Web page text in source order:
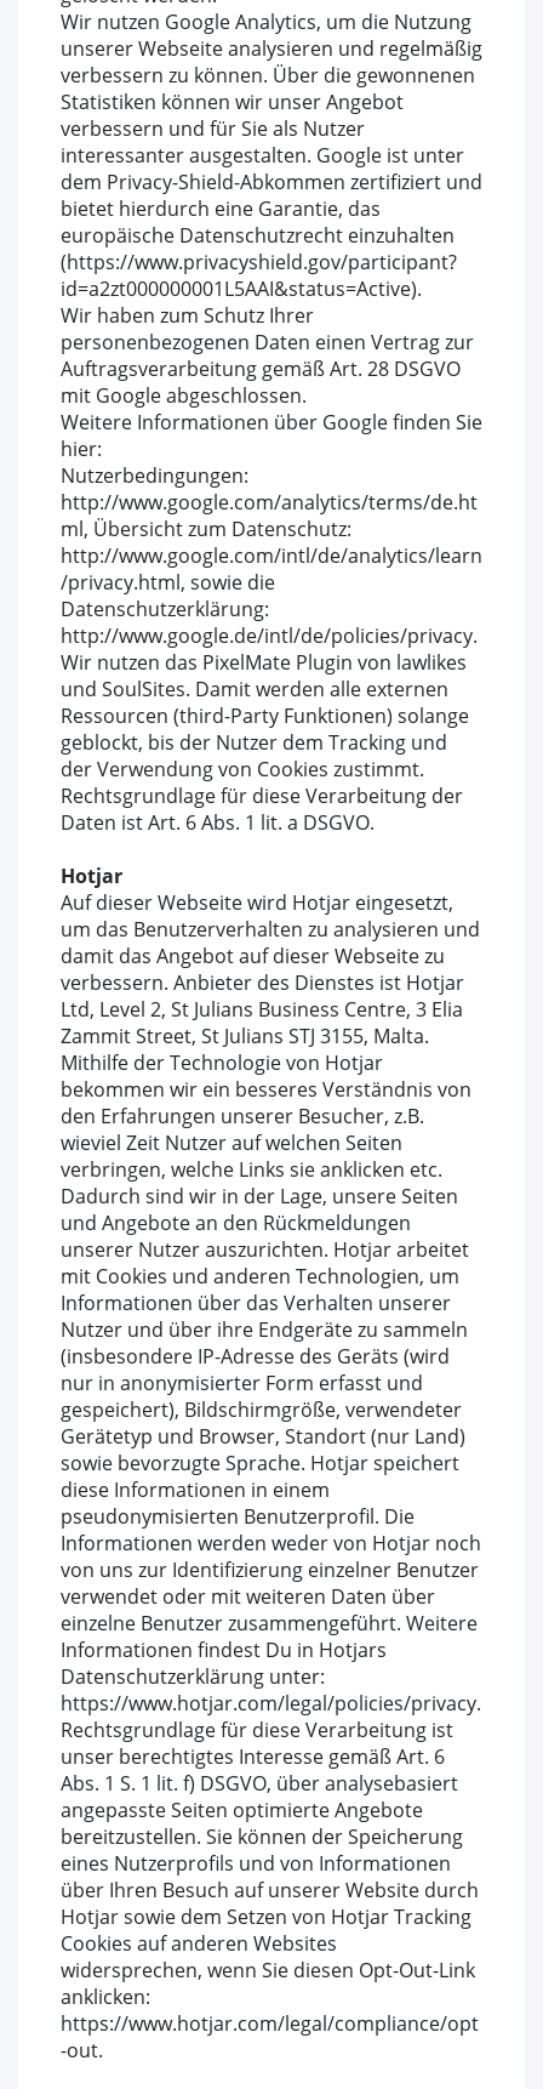
Wir nutzen Google Analytics, um die Nutzung
unserer Webseite analysieren und regelmäßig
verbessern zu können. Über die gewonnenen
Statistiken können wir unser Angebot
verbessern und für Sie als Nutzer
interessanter ausgestalten. Google ist unter
dem Privacy-Shield-Abkommen zertifiziert und
bietet hierdurch eine Garantie, das
europäische Datenschutzrecht einzuhalten
(https://www.privacyshield.gov/participant?
id=a2zt000000001L5AAI&status=Active).
Wir haben zum Schutz Ihrer
personenbezogenen Daten einen Vertrag zur
Auftragsverarbeitung gemäß Art. 28 DSGVO
mit Google abgeschlossen.
Weitere Informationen über Google finden Sie
hier:
Nutzerbedingungen:
http://www.google.com/analytics/terms/de.ht
ml, Übersicht zum Datenschutz:
http://www.google.com/intl/de/analytics/learn
/privacy.html, sowie die
Datenschutzerklärung:
http://www.google.de/intl/de/policies/privacy.
Wir nutzen das PixelMate Plugin von lawlikes
und SoulSites. Damit werden alle externen
Ressourcen (third-Party Funktionen) solange
geblockt, bis der Nutzer dem Tracking und
der Verwendung von Cookies zustimmt.
Rechtsgrundlage für diese Verarbeitung der
Daten ist Art. 6 Abs. 1 lit. a DSGVO.
Hotjar
Auf dieser Webseite wird Hotjar eingesetzt,
um das Benutzerverhalten zu analysieren und
damit das Angebot auf dieser Webseite zu
verbessern. Anbieter des Dienstes ist Hotjar
Ltd, Level 2, St Julians Business Centre, 3 Elia
Zammit Street, St Julians STJ 3155, Malta.
Mithilfe der Technologie von Hotjar
bekommen wir ein besseres Verständnis von
den Erfahrungen unserer Besucher, z.B.
wieviel Zeit Nutzer auf welchen Seiten
verbringen, welche Links sie anklicken etc.
Dadurch sind wir in der Lage, unsere Seiten
und Angebote an den Rückmeldungen
unserer Nutzer auszurichten. Hotjar arbeitet
mit Cookies und anderen Technologien, um
Informationen über das Verhalten unserer
Nutzer und über ihre Endgeräte zu sammeln
(insbesondere IP-Adresse des Geräts (wird
nur in anonymisierter Form erfasst und
gespeichert), Bildschirmgröße, verwendeter
Gerätetyp und Browser, Standort (nur Land)
sowie bevorzugte Sprache. Hotjar speichert
diese Informationen in einem
pseudonymisierten Benutzerprofil. Die
Informationen werden weder von Hotjar noch
von uns zur Identifizierung einzelner Benutzer
verwendet oder mit weiteren Daten über
einzelne Benutzer zusammengeführt. Weitere
Informationen findest Du in Hotjars
Datenschutzerklärung unter:
https://www.hotjar.com/legal/policies/privacy.
Rechtsgrundlage für diese Verarbeitung ist
unser berechtigtes Interesse gemäß Art. 6
Abs. 1 S. 1 lit. f) DSGVO, über analysebasiert
angepasste Seiten optimierte Angebote
bereitzustellen. Sie können der Speicherung
eines Nutzerprofils und von Informationen
über Ihren Besuch auf unserer Website durch
Hotjar sowie dem Setzen von Hotjar Tracking
Cookies auf anderen Websites
widersprechen, wenn Sie diesen Opt-Out-Link
anklicken:
https://www.hotjar.com/legal/compliance/opt
-out.